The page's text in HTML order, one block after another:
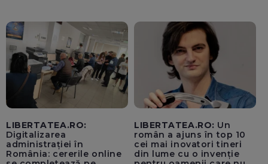
pentru instaurarea
„cenzurii” pe platforma X
LIBERTATEA.RO:
Digitalizarea
administrației în
România: cererile online
LIBERTATEA.RO: Un
român a ajuns în top 10
cei mai inovatori tineri
din lume cu o invenție